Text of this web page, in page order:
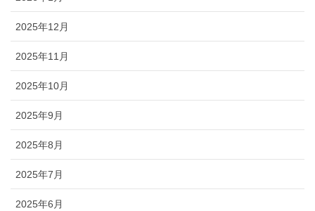
2025年12月
2025年11月
2025年10月
2025年9月
2025年8月
2025年7月
2025年6月